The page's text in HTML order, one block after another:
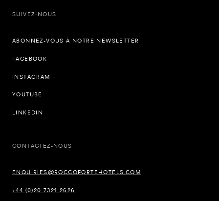
SUIVEZ-NOUS
ABONNEZ-VOUS À NOTRE NEWSLETTER
FACEBOOK
INSTAGRAM
YOUTUBE
LINKEDIN
CONTACTEZ-NOUS
ENQUIRIES@ROCCOFORTEHOTELS.COM
+44 (0)20 7321 2626